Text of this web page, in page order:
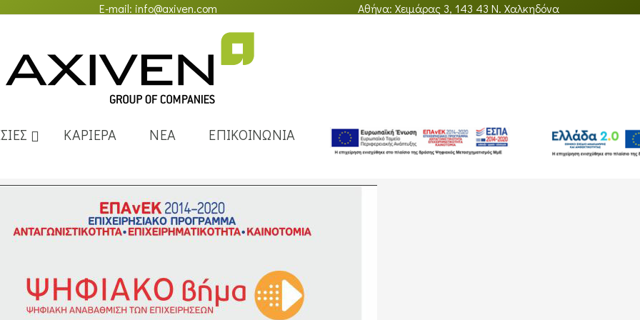
E-mail: info@axiven.com Αθήνα: Χειμάρας 3, 143 43 Ν. Χαλκηδόνα
ΚΑΡΙΕΡΑ ΝΕΑ ΕΠΙΚΟΙΝΩΝΙΑ